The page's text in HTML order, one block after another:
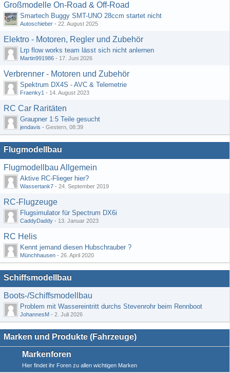
Großmodelle On-Road & Off-Road
Smartech Buggy SMT-UNO 28ccm startet nicht
Autoschieber - 22. August 2025
Elektro - Motoren, Regler und Zubehör
Lrp flow works team lässt sich nicht anlernen
Martin991986 - 17. Juni 2026
Verbrenner - Motoren und Zubehör
Spektrum DX4S - AVC & Telemetrie
Fraenky1 - 14. August 2023
RC Car Raritäten
Graupner 1:5 Teile gesucht
jendavis - Gestern, 08:39
Flugmodellbau
Flugmodellbau Allgemein
Aktive RC-Flieger hier?
Wassertank7 - 24. September 2019
RC-Flugzeuge
Flugsimulator für Spectrum DX6i
CaddyDaddy - 13. Januar 2023
RC Helis
Kennt jemand diesen Hubschrauber ?
Münchhausen - 26. April 2020
Schiffsmodellbau
Boots-/Schiffsmodellbau
Problem mit Wassereintritt durchs Stevenrohr beim Rennboot
JohannesM - 2. Juli 2026
Marken und Produkte (Fahrzeuge)
Markenforen
Hier findet ihr Foren zu allen wichtigen Marken